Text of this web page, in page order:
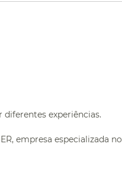
experiências.
empresa especializada no